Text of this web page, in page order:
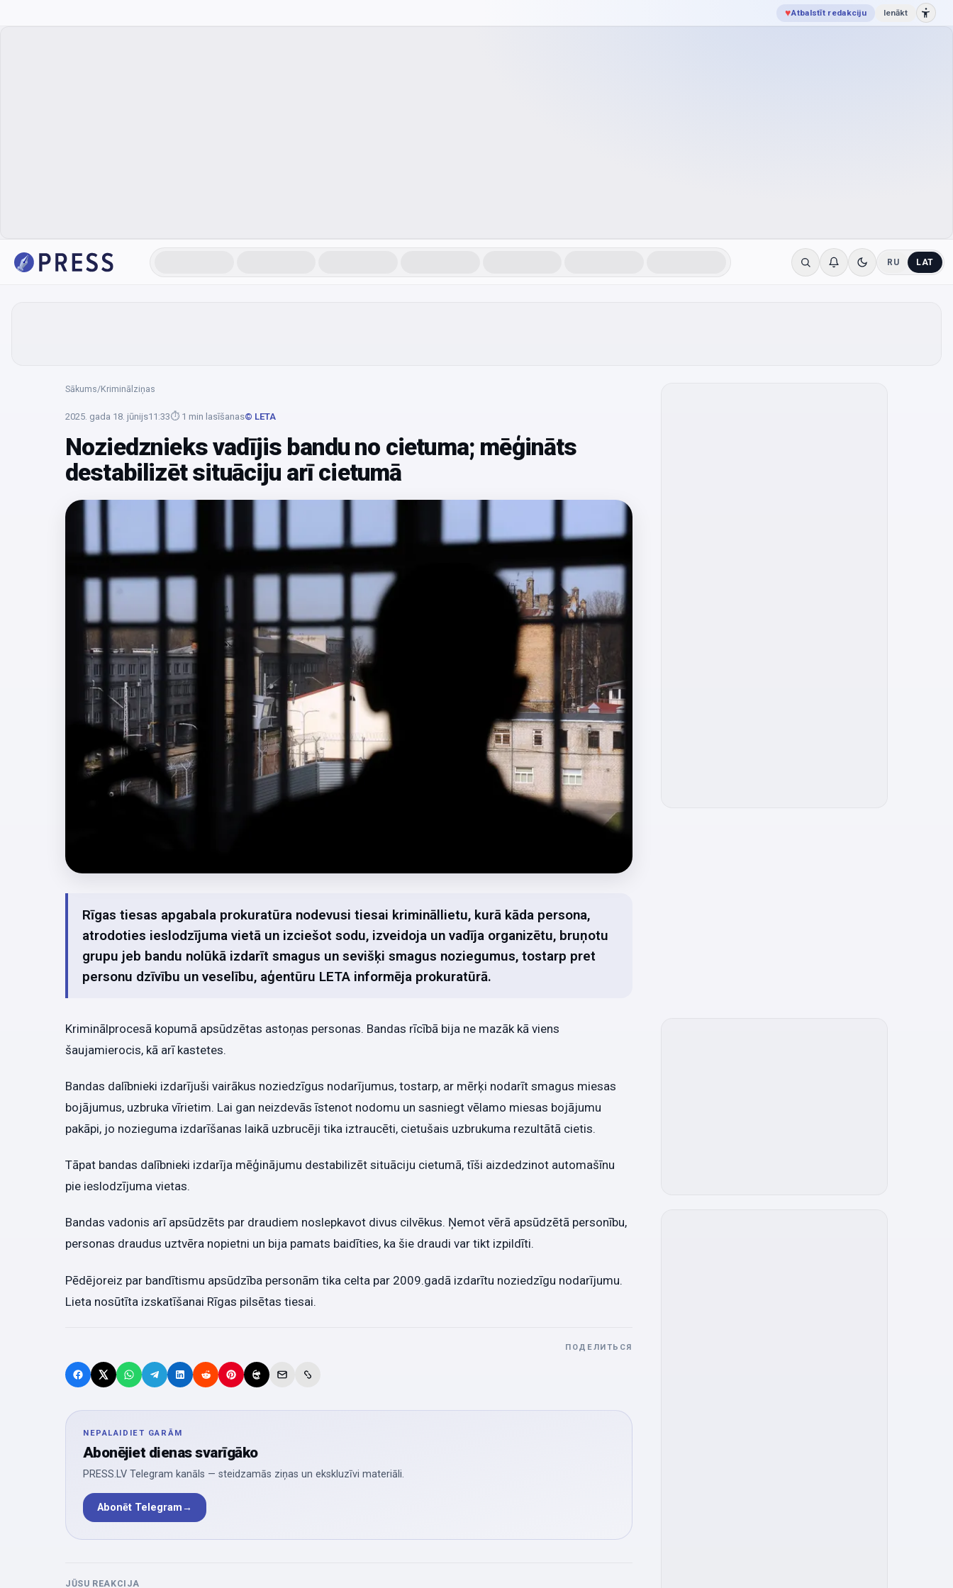
♥Atbalstīt redakciju Ienākt
RU LAT
Sākums/Kriminālziņas
2025. gada 18. jūnijs11:33⏱ 1 min lasīšanas© LETA
Noziedznieks vadījis bandu no cietuma; mēģināts
destabilizēt situāciju arī cietumā
Rīgas tiesas apgabala prokuratūra nodevusi tiesai krimināllietu, kurā kāda persona,
atrodoties ieslodzījuma vietā un izciešot sodu, izveidoja un vadīja organizētu, bruņotu
grupu jeb bandu nolūkā izdarīt smagus un sevišķi smagus noziegumus, tostarp pret
personu dzīvību un veselību, aģentūru LETA informēja prokuratūrā.
Kriminālprocesā kopumā apsūdzētas astoņas personas. Bandas rīcībā bija ne mazāk kā viens
šaujamierocis, kā arī kastetes.
Bandas dalībnieki izdarījuši vairākus noziedzīgus nodarījumus, tostarp, ar mērķi nodarīt smagus miesas
bojājumus, uzbruka vīrietim. Lai gan neizdevās īstenot nodomu un sasniegt vēlamo miesas bojājumu
pakāpi, jo nozieguma izdarīšanas laikā uzbrucēji tika iztraucēti, cietušais uzbrukuma rezultātā cietis.
Tāpat bandas dalībnieki izdarīja mēģinājumu destabilizēt situāciju cietumā, tīši aizdedzinot automašīnu
pie ieslodzījuma vietas.
Bandas vadonis arī apsūdzēts par draudiem noslepkavot divus cilvēkus. Ņemot vērā apsūdzētā personību,
personas draudus uztvēra nopietni un bija pamats baidīties, ka šie draudi var tikt izpildīti.
Pēdējoreiz par bandītismu apsūdzība personām tika celta par 2009.gadā izdarītu noziedzīgu nodarījumu.
Lieta nosūtīta izskatīšanai Rīgas pilsētas tiesai.
ПОДЕЛИТЬСЯ
NEPALAIDIET GARĀM
Abonējiet dienas svarīgāko
PRESS.LV Telegram kanāls — steidzamās ziņas un ekskluzīvi materiāli.
Abonēt Telegram→
JŪSU REAKCIJA